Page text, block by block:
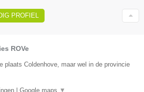
PROFIEL
ROVe
plaats Coldenhove, maar wel in de provincie
Google maps ▼